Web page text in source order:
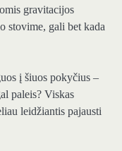
gravitacijos
stovime, gali bet kada
į šiuos pokyčius –
paleis? Viskas
leidžiantis pajausti